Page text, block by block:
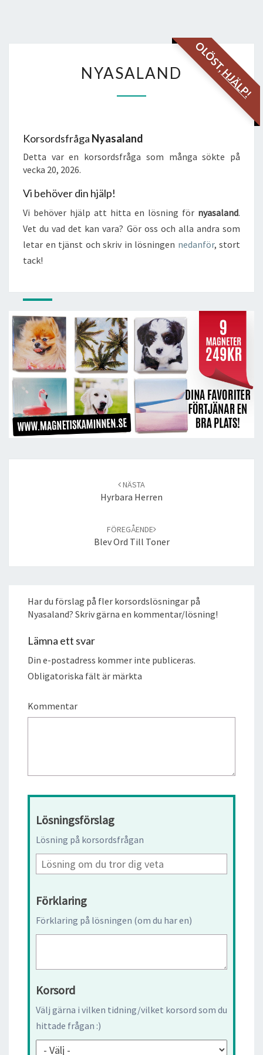
OLÖST,
HJÄLP!
NYASALAND
NYASALAND
Korsordsfråga Nyasaland
Detta var en korsordsfråga som många sökte på
vecka 20, 2026.
Vi behöver din hjälp!
Vi behöver hjälp att hitta en lösning för nyasaland.
Vet du vad det kan vara? Gör oss och alla andra som
letar en tjänst och skriv in lösningen nedanför, stort
tack!
NÄSTA
Hyrbara Herren
FÖREGÅENDE
Blev Ord Till Toner
Har du förslag på fler korsordslösningar på
Nyasaland? Skriv gärna en kommentar/lösning!
Lämna ett svar
Din e-postadress kommer inte publiceras.
Obligatoriska fält är märkta
Kommentar
Lösningsförslag
Lösning på korsordsfrågan
Förklaring
Förklaring på lösningen (om du har en)
Korsord
Välj gärna i vilken tidning/vilket korsord som du
hittade frågan :)